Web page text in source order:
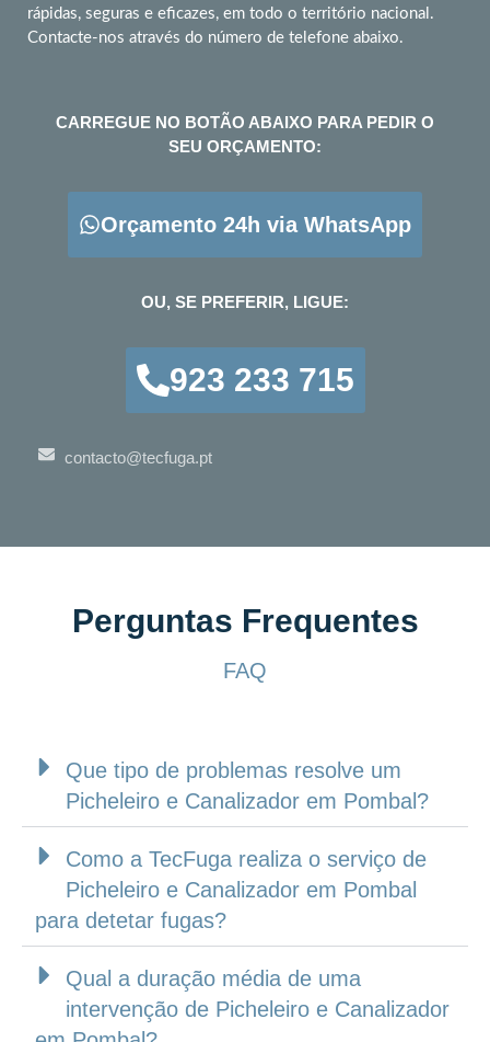
rápidas, seguras e eficazes, em todo o território nacional.
Contacte-nos através do número de telefone abaixo.
CARREGUE NO BOTÃO ABAIXO PARA PEDIR O
SEU ORÇAMENTO:
Orçamento 24h via WhatsApp
OU, SE PREFERIR, LIGUE:
923 233 715
contacto@tecfuga.pt
Perguntas Frequentes
FAQ
Que tipo de problemas resolve um
Picheleiro e Canalizador em Pombal?
Como a TecFuga realiza o serviço de
Picheleiro e Canalizador em Pombal
para detetar fugas?
Qual a duração média de uma
intervenção de Picheleiro e Canalizador